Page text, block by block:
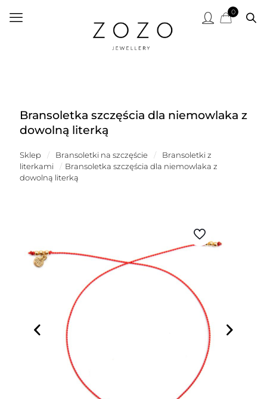
0
Bransoletka szczęścia dla niemowlaka z
dowolną literką
Sklep / Bransoletki na szczęście /
Bransoletki z
literkami
/ Bransoletka szczęścia dla niemowlaka z
dowolną literką